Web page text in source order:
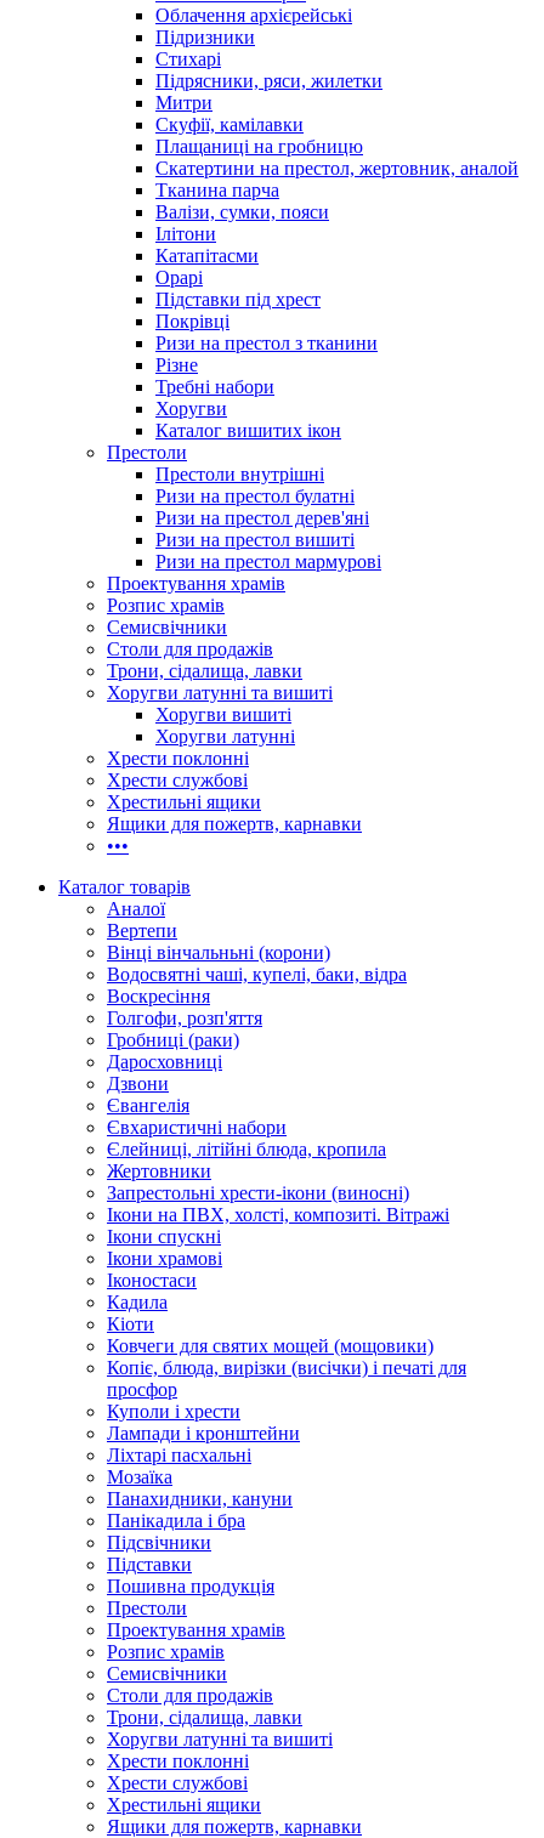
Облачення архієрейські
Підризники
Стихарі
Підрясники, ряси, жилетки
Митри
Скуфії, камілавки
Плащаниці на гробницю
Скатертини на престол, жертовник, аналой
Тканина парча
Валізи, сумки, пояси
Ілітони
Катапітасми
Орарі
Підставки під хрест
Покрівці
Ризи на престол з тканини
Різне
Требні набори
Хоругви
Каталог вишитих ікон
Престоли
Престоли внутрішні
Ризи на престол булатні
Ризи на престол дерев'яні
Ризи на престол вишиті
Ризи на престол мармурові
Проектування храмів
Розпис храмів
Семисвічники
Столи для продажів
Трони, сідалища, лавки
Хоругви латунні та вишиті
Хоругви вишиті
Хоругви латунні
Хрести поклонні
Хрести службові
Хрестильні ящики
Ящики для пожертв, карнавки
•••
Каталог товарів
Аналої
Вертепи
Вінці вінчальньні (корони)
Водосвятні чаші, купелі, баки, відра
Воскресіння
Голгофи, розп'яття
Гробниці (раки)
Даросховниці
Дзвони
Євангелія
Євхаристичні набори
Єлейниці, літійні блюда, кропила
Жертовники
Запрестольні хрести-ікони (виносні)
Ікони на ПВХ, холсті, композиті. Вітражі
Ікони спускні
Ікони храмові
Іконостаси
Кадила
Кіоти
Ковчеги для святих мощей (мощовики)
Копіє, блюда, вирізки (висічки) і печаті для
просфор
Куполи і хрести
Лампади і кронштейни
Ліхтарі пасхальні
Мозаїка
Панахидники, кануни
Панікадила і бра
Підсвічники
Підставки
Пошивна продукція
Престоли
Проектування храмів
Розпис храмів
Семисвічники
Столи для продажів
Трони, сідалища, лавки
Хоругви латунні та вишиті
Хрести поклонні
Хрести службові
Хрестильні ящики
Ящики для пожертв, карнавки